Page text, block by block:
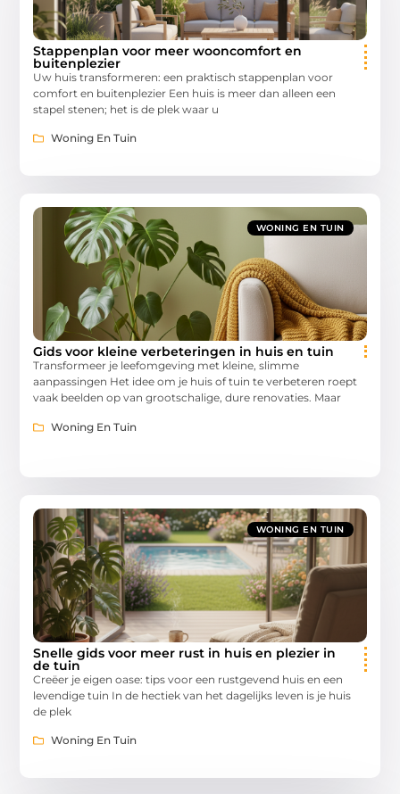
Stappenplan voor meer wooncomfort en
buitenplezier
Uw huis transformeren: een praktisch stappenplan voor
comfort en buitenplezier Een huis is meer dan alleen een
stapel stenen; het is de plek waar u
Woning En Tuin
WONING EN TUIN
Gids voor kleine verbeteringen in huis en tuin
Transformeer je leefomgeving met kleine, slimme
aanpassingen Het idee om je huis of tuin te verbeteren roept
vaak beelden op van grootschalige, dure renovaties. Maar
Woning En Tuin
WONING EN TUIN
Snelle gids voor meer rust in huis en plezier in
de tuin
Creëer je eigen oase: tips voor een rustgevend huis en een
levendige tuin In de hectiek van het dagelijks leven is je huis
de plek
Woning En Tuin